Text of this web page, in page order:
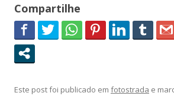
Compartilhe
Este post foi publicado em fotostrada e